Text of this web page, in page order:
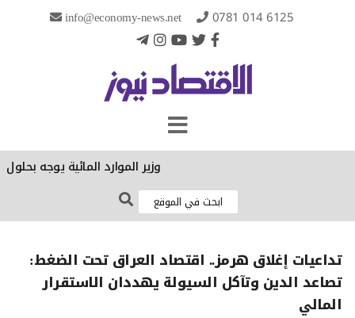
info@economy-news.net 0781 014 6125
وزير الموارد المائية يوجه بحلول
تداعيات إغلاق هرمز.. اقتصاد العراق تحت الضغط:
تصاعد الدين وتآكل السيولة يهددان الاستقرار
المالي